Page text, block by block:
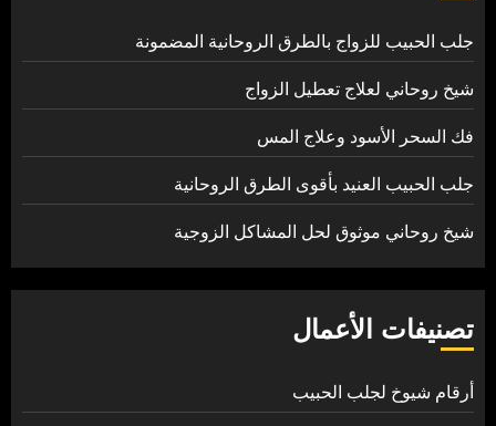
جلب الحبيب للزواج بالطرق الروحانية المضمونة
شيخ روحاني لعلاج تعطيل الزواج
فك السحر الأسود وعلاج المس
جلب الحبيب العنيد بأقوى الطرق الروحانية
شيخ روحاني موثوق لحل المشاكل الزوجية
تصنيفات الأعمال
أرقام شيوخ لجلب الحبيب